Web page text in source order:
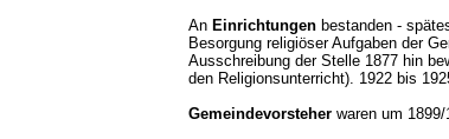
An Einrichtungen bestanden -
Besorgung religiöser Aufgaben der
Ausschreibung der Stelle 1877 hin
den Religionsunterricht). 1922 bis
Gemeindevorsteher waren um